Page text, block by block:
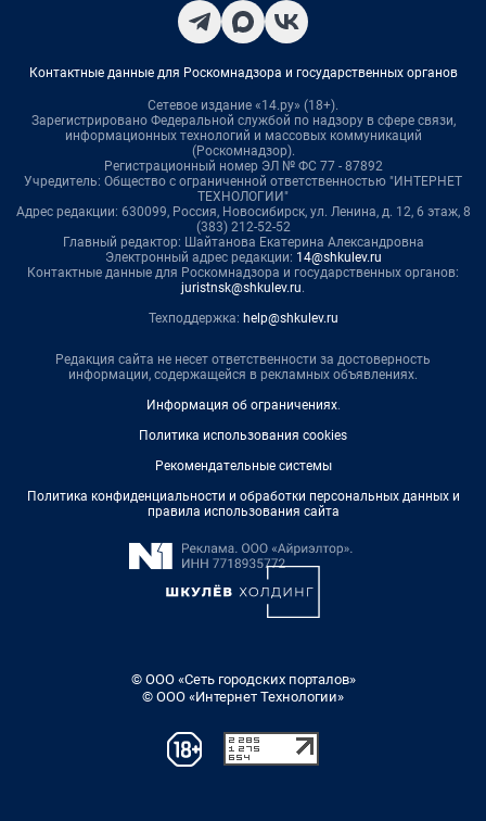
Контактные данные для Роскомнадзора и государственных органов
Сетевое издание «14.ру» (18+).
Зарегистрировано Федеральной службой по надзору в сфере связи,
информационных технологий и массовых коммуникаций
(Роскомнадзор).
Регистрационный номер ЭЛ № ФС 77 - 87892
Учредитель: Общество с ограниченной ответственностью "ИНТЕРНЕТ
ТЕХНОЛОГИИ"
Адрес редакции: 630099, Россия, Новосибирск, ул. Ленина, д. 12, 6 этаж, 8
(383) 212-52-52
Главный редактор: Шайтанова Екатерина Александровна
Электронный адрес редакции: 14@shkulev.ru
Контактные данные для Роскомнадзора и государственных органов:
juristnsk@shkulev.ru.
Техподдержка: help@shkulev.ru
Редакция сайта не несет ответственности за достоверность
информации, содержащейся в рекламных объявлениях.
Информация об ограничениях.
Политика использования cookies
Рекомендательные системы
Политика конфиденциальности и обработки персональных данных и
правила использования сайта
© ООО «Сеть городских порталов»
© ООО «Интернет Технологии»